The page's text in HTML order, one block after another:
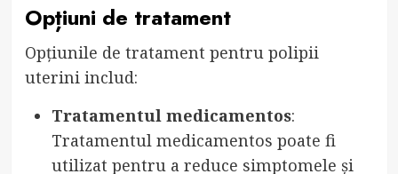
Opțiuni de tratament
Opțiunile de tratament pentru polipii
uterini includ:
Tratamentul medicamentos:
Tratamentul medicamentos poate fi
utilizat pentru a reduce simptomele și